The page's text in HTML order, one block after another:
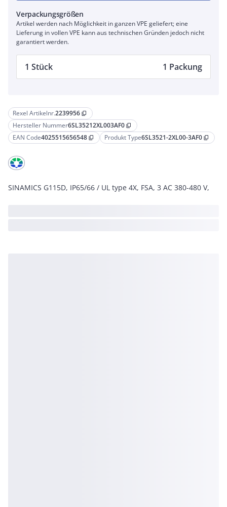
Rexel Artikelnr.2239956 content_copy
Hersteller Nummer6SL35212XL003AF0 content_copy
EAN Code4025515656548 content_copy Produkt Type6SL3521-2XL00-3AF0 content_copy
SINAMICS G115D, IP65/66 / UL type 4X, FSA, 3 AC 380-480 V,
Verpackungsgrößen
Artikel werden nach Möglichkeit in ganzen VPE geliefert; eine
Lieferung in vollen VPE kann aus technischen Gründen jedoch nicht
garantiert werden.
1 Stück 1 Packung